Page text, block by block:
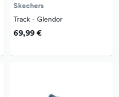
Skechers
Track - Glendor
69,99 €